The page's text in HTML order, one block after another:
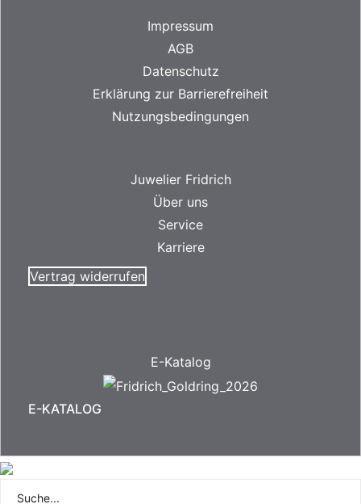
Impressum
AGB
Datenschutz
Erklärung zur Barrierefreiheit
Nutzungsbedingungen
Juwelier Fridrich
Über uns
Service
Karriere
Vertrag widerrufen
E-Katalog
E-KATALOG